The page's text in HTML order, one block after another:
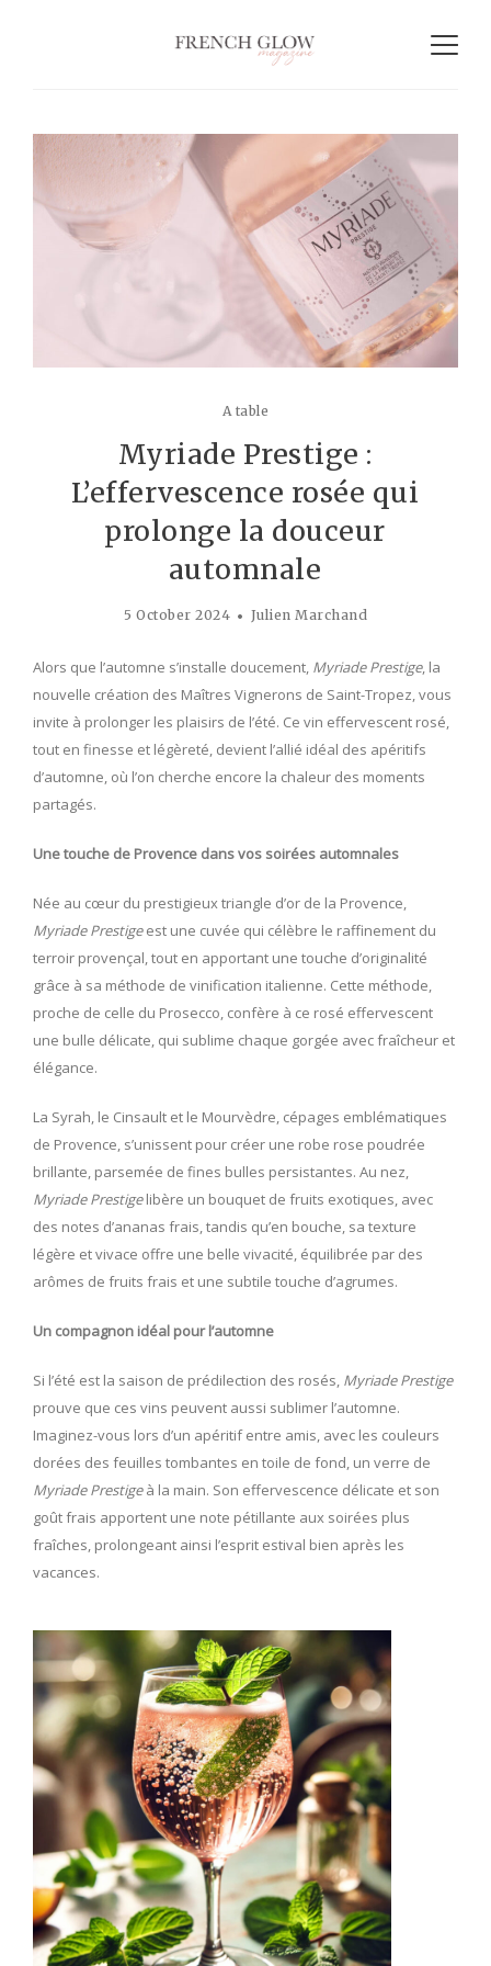
A table
Myriade Prestige :
L’effervescence rosée qui
prolonge la douceur
automnale
5 October 2024 Julien Marchand
Alors que l’automne s’installe doucement, Myriade Prestige, la
nouvelle création des Maîtres Vignerons de Saint-Tropez, vous
invite à prolonger les plaisirs de l’été. Ce vin effervescent rosé,
tout en finesse et légèreté, devient l’allié idéal des apéritifs
d’automne, où l’on cherche encore la chaleur des moments
partagés.
Une touche de Provence dans vos soirées automnales
Née au cœur du prestigieux triangle d’or de la Provence,
Myriade Prestigeest une cuvée qui célèbre le raffinement du
terroir provençal, tout en apportant une touche d’originalité
grâce à sa méthode de vinification italienne. Cette méthode,
proche de celle du Prosecco, confère à ce rosé effervescent
une bulle délicate, qui sublime chaque gorgée avec fraîcheur et
élégance.
La Syrah, le Cinsault et le Mourvèdre, cépages emblématiques
de Provence, s’unissent pour créer une robe rose poudrée
brillante, parsemée de fines bulles persistantes. Au nez,
Myriade Prestigelibère un bouquet de fruits exotiques, avec
des notes d’ananas frais, tandis qu’en bouche, sa texture
légère et vivace offre une belle vivacité, équilibrée par des
arômes de fruits frais et une subtile touche d’agrumes.
Un compagnon idéal pour l’automne
Si l’été est la saison de prédilection des rosés, Myriade Prestige
prouve que ces vins peuvent aussi sublimer l’automne.
Imaginez-vous lors d’un apéritif entre amis, avec les couleurs
dorées des feuilles tombantes en toile de fond, un verre de
Myriade Prestigeà la main. Son effervescence délicate et son
goût frais apportent une note pétillante aux soirées plus
fraîches, prolongeant ainsi l’esprit estival bien après les
vacances.